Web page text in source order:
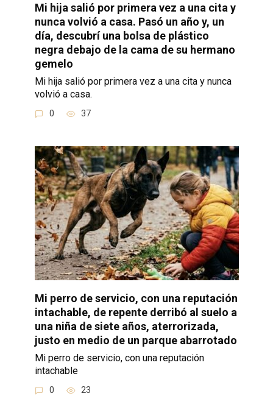
Mi hija salió por primera vez a una cita y
nunca volvió a casa. Pasó un año y, un
día, descubrí una bolsa de plástico
negra debajo de la cama de su hermano
gemelo
Mi hija salió por primera vez a una cita y nunca
volvió a casa.
0 37
Mi perro de servicio, con una reputación
intachable, de repente derribó al suelo a
una niña de siete años, aterrorizada,
justo en medio de un parque abarrotado
Mi perro de servicio, con una reputación
intachable
0 23